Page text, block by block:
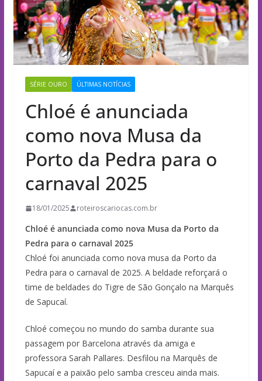
SÉRIE OURO ÚLTIMAS NOTÍCIAS
Chloé é anunciada
como nova Musa da
Porto da Pedra para o
carnaval 2025
18/01/2025 roteiroscariocas.com.br
Chloé é anunciada como nova Musa da Porto da
Pedra para o carnaval 2025
Chloé foi anunciada como nova musa da Porto da
Pedra para o carnaval de 2025. A beldade reforçará o
time de beldades do Tigre de São Gonçalo na Marquês
de Sapucaí.
Chloé começou no mundo do samba durante sua
passagem por Barcelona através da amiga e
professora Sarah Pallares. Desfilou na Marquês de
Sapucaí e a paixão pelo samba cresceu ainda mais.